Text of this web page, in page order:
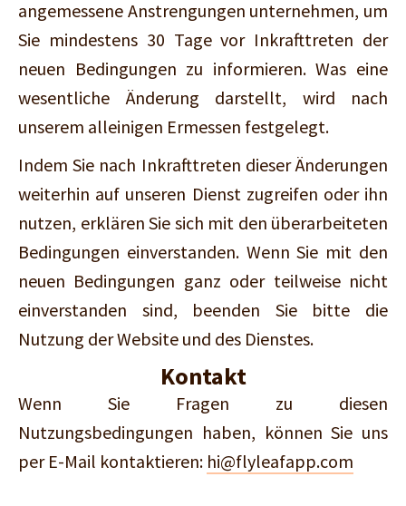
angemessene Anstrengungen unternehmen, um
Sie mindestens 30 Tage vor Inkrafttreten der
neuen Bedingungen zu informieren. Was eine
wesentliche Änderung darstellt, wird nach
unserem alleinigen Ermessen festgelegt.
Indem Sie nach Inkrafttreten dieser Änderungen
weiterhin auf unseren Dienst zugreifen oder ihn
nutzen, erklären Sie sich mit den überarbeiteten
Bedingungen einverstanden. Wenn Sie mit den
neuen Bedingungen ganz oder teilweise nicht
einverstanden sind, beenden Sie bitte die
Nutzung der Website und des Dienstes.
Kontakt
Wenn Sie Fragen zu diesen
Nutzungsbedingungen haben, können Sie uns
per E-Mail kontaktieren: hi@flyleafapp.com